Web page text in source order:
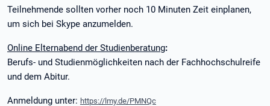
Teilnehmende sollten vorher noch 10 Minuten Zeit einplanen,
um sich bei Skype anzumelden.
Online Elternabend der Studienberatung:
Berufs- und Studienmöglichkeiten nach der Fachhochschulreife
und dem Abitur.
Anmeldung unter: https://lmy.de/PMNQc